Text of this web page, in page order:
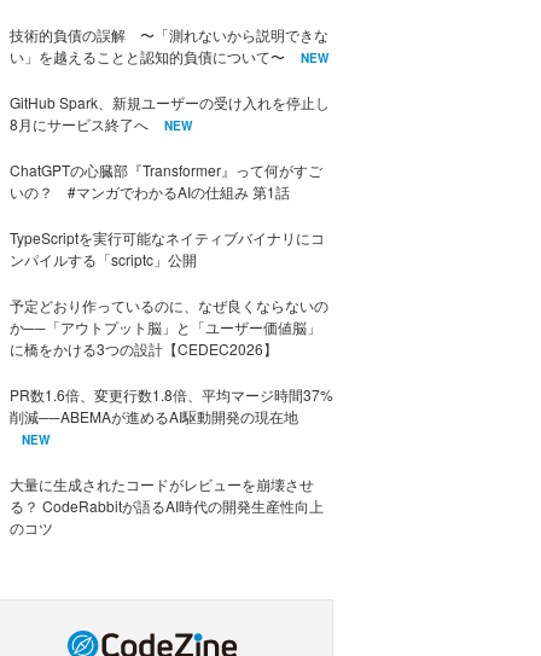
技術的負債の誤解 〜「測れないから説明できな
い」を越えることと認知的負債について〜
NEW
GitHub Spark、新規ユーザーの受け入れを停止し
8月にサービス終了へ
NEW
ChatGPTの心臓部『Transformer』って何がすご
いの？ #マンガでわかるAIの仕組み 第1話
TypeScriptを実行可能なネイティブバイナリにコ
ンパイルする「scriptc」公開
予定どおり作っているのに、なぜ良くならないの
か──「アウトプット脳」と「ユーザー価値脳」
に橋をかける3つの設計【CEDEC2026】
PR数1.6倍、変更行数1.8倍、平均マージ時間37%
削減──ABEMAが進めるAI駆動開発の現在地
NEW
大量に生成されたコードがレビューを崩壊させ
る？ CodeRabbitが語るAI時代の開発生産性向上
のコツ